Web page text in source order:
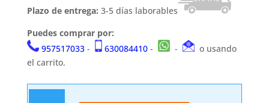
Plazo de entrega: 3-5 días laborables
Puedes comprar por:
957517033- 630084410- -
o usando
el carrito.